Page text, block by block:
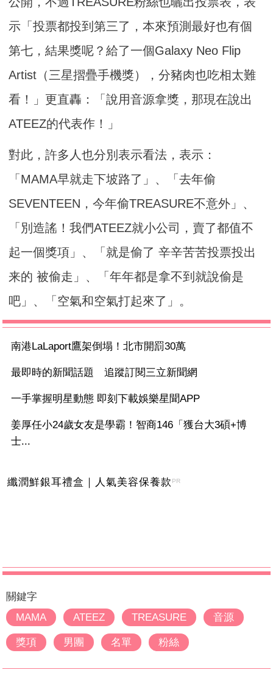
示「投票都投到第三了，本來預測最好也有個
第七，結果獎呢？給了一個Galaxy Neo Flip
Artist（三星摺疊手機獎），分豬肉也吃相太難
看！」更直轟：「說用音源拿獎，那現在說出
ATEEZ的代表作！」
對此，許多人也分別表示看法，表示：
「MAMA早就走下坡路了」、「去年偷
SEVENTEEN，今年偷TREASURE不意外」、
「別造謠！我們ATEEZ就小公司，賣了都值不
起一個獎項」、「就是偷了 辛辛苦苦投票投出
来的 被偷走」、「年年都是拿不到就說偷是
吧」、「空氣和空氣打起來了」。
南港LaLaport鷹架倒塌！北市開罰30萬
最即時的新聞話題 追蹤訂閱三立新聞網
一手掌握明星動態 即刻下載娛樂星聞APP
姜厚任小24歲女友是學霸！智商146「獲台大3碩+博
士...
纖潤鮮銀耳禮盒｜人氣美容保養款 PR
關鍵字
MAMA
ATEEZ TREASURE 音源
獎項 男團 名單 粉絲